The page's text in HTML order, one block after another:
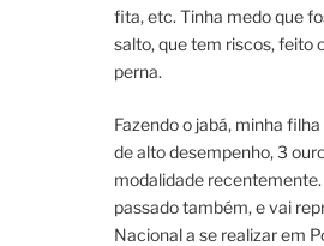
fita, etc. Tinha medo que
salto, que tem riscos, feito
perna.
Fazendo o jabá, minha
de alto desempenho, 3
modalidade
passado também, e vai
Nacional a se realizar em